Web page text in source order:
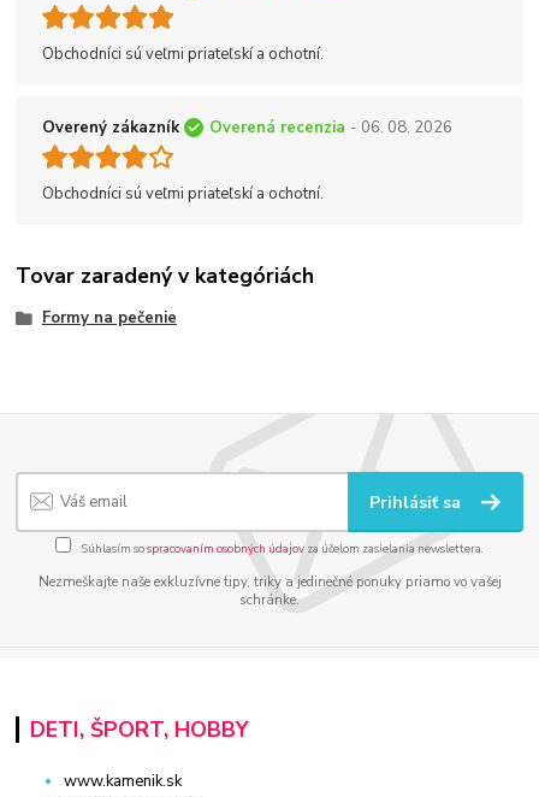
Obchodníci sú veľmi priateľskí a ochotní.
Overený zákazník Overená recenzia - 06. 08. 2026
Obchodníci sú veľmi priateľskí a ochotní.
Tovar zaradený v kategóriách
Formy na pečenie
Prihlásiť sa
Súhlasím sospracovaním osobných údajov za účelom zasielania newslettera.
Nezmeškajte naše exkluzívne tipy, triky a jedinečné ponuky priamo vo vašej
schránke.
DETI, ŠPORT, HOBBY
www.kamenik.sk